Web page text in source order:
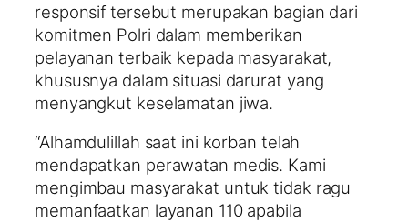
responsif tersebut merupakan bagian dari
komitmen Polri dalam memberikan
pelayanan terbaik kepada masyarakat,
khususnya dalam situasi darurat yang
menyangkut keselamatan jiwa.
“Alhamdulillah saat ini korban telah
mendapatkan perawatan medis. Kami
mengimbau masyarakat untuk tidak ragu
memanfaatkan layanan 110 apabila